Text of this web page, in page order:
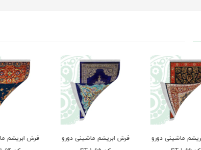
فرش ابریشم ماشینی دورو
فرش ابریشم ماشینی دورو